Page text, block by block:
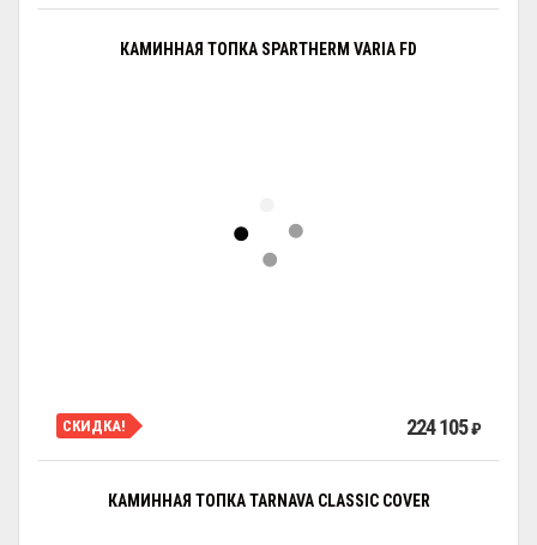
КАМИННАЯ ТОПКА SPARTHERM VARIA FD
СКИДКА! 224 105₽
КАМИННАЯ ТОПКА TARNAVA CLASSIC COVER